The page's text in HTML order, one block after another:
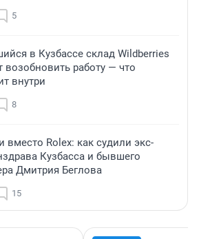
5
в Кузбассе склад Wildberries
возобновить работу — что
внутри
8
вместо Rolex: как судили экс-
Кузбасса и бывшего
Дмитрия Беглова
15